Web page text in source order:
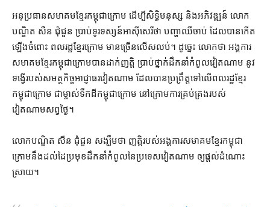
អនុប្រធាន​សមាគម​ខ្មែរ​កម្ពុជា​ក្រោម ដើម្បី​សិទ្ធិមនុស្ស និង​អភិវឌ្ឍន៍ លោក​
បណ្ឌិត សឺន ជុំជួន ប្រាប់​ទូរទស្សន៍​អាស៊ីសេរី​ថា បញ្ហា​ឈឺចាប់ ដែល​បាន​កើត
ឡើង​ចំពោះ ពលរដ្ឋ​ខ្មែរក្រោម មាន​ច្រើន​លើសលប់​។ ដូច្នេះ លោក​ថា អង្គការ​
សមាគម​ខ្មែរ​កម្ពុជា​ក្រោម​បាន​ដាក់​ញត្តិ ប្រាប់​ថ្នាក់ដឹកនាំ​កំពូល​វៀតណាម នូវ​
ទង្វើ​របស់​សមត្ថ​កិច្ច​អាជ្ញាធរ​វៀតណាម ដែល​បាន​ប្រព្រឹត្ត​ទៅលើ​ពលរដ្ឋ​ខ្មែរ​
កម្ពុជា​ក្រោម ជា​ម្ចាស់​ទឹកដី​កម្ពុជា​ក្រោម នៅ​ក្រោម​ការ​គ្រប់គ្រង​របស់​
វៀតណាម​សព្វថ្ងៃ។
លោក​បណ្ឌិត សឺន ជុំជួន សង្ឃឹមថា ញត្តិ​របស់​អង្គការ​សមាគម​ខ្មែរ​កម្ពុជា​
ក្រោម​នឹង​ដល់ដៃ​ប្រមុខ​ដឹកនាំ​កំពូល​នៃ​ប្រទេស​វៀតណាម ឲ្យ​ផ្ដល់​ដំណោះ
ស្រាយ។